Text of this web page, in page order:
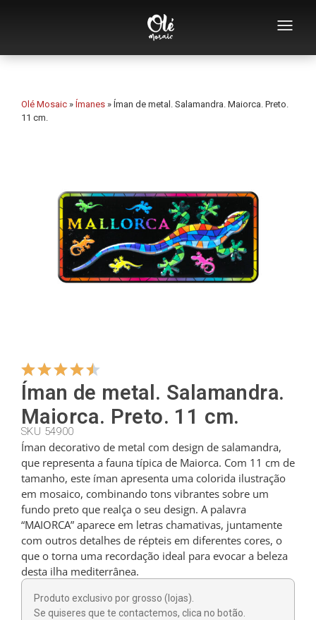
Quem somos
Catálogo de lembranças
Chávenas
Tigelas
Cabides
Cortadores
Colheres de chá
Conchas
Dedais
Figuras
Olé Mosaic » Ímanes » Íman de metal. Salamandra. Maiorca. Preto.
11 cm.
Íman de metal. Salamandra.
Maiorca. Preto. 11 cm.
SKU 54900
Íman decorativo de metal com design de salamandra,
que representa a fauna típica de Maiorca. Com 11 cm de
tamanho, este íman apresenta uma colorida ilustração
em mosaico, combinando tons vibrantes sobre um
fundo preto que realça o seu design. A palavra
“MAIORCA” aparece em letras chamativas, juntamente
com outros detalhes de répteis em diferentes cores, o
que o torna uma recordação ideal para evocar a beleza
desta ilha mediterrânea.
Produto exclusivo por grosso (lojas).
Se quiseres que te contactemos, clica no botão.